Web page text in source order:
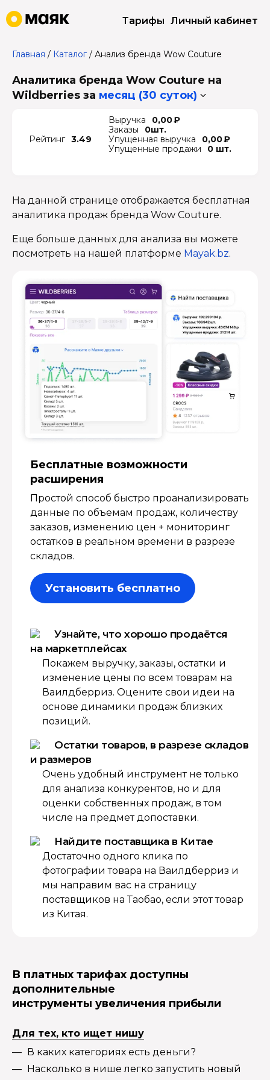
Тарифы Личный кабинет
Главная / Каталог/ Анализ бренда Wow Couture
Аналитика бренда Wow Couture на
Wildberries за месяц (30 суток)
Рейтинг 3.49
Выручка
0,00 ₽
Заказы
0шт.
Упущенная выручка
0,00 ₽
Упущенные продажи
0 шт.
На данной странице отображается бесплатная
аналитика продаж бренда Wow Couture.
Еще больше данных для анализа вы можете
посмотреть на нашей платформе Mayak.bz.
Бесплатные возмож­ности
расширения
Простой способ быстро проанализировать
данные по объемам продаж, количеству
заказов, изменению цен + мониторинг
остатков в реальном времени в разрезе
складов.
Установить бесплатно
Узнайте, что хорошо продаётся
на маркетплейсах
Покажем выручку, заказы, остатки и
изменение цены по всем товарам на
Ваилдберриз. Оцените свои идеи на
основе динамики продаж близких
позиций.
Остатки товаров, в разрезе складов
и размеров
Очень удобный инструмент не только
для анализа конкурентов, но и для
оценки собственных продаж, в том
числе на предмет допоставки.
Найдите поставщика в Китае
Достаточно одного клика по
фотографии товара на Ваилдберриз и
мы направим вас на страницу
поставщиков на Таобао, если этот товар
из Китая.
В платных тарифах доступны
дополнительные
инструменты увеличения прибыли
Для тех, кто ищет нишу
В каких категориях есть деньги?
Насколько в нише легко запустить новый